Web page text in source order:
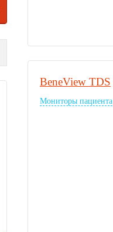
BeneView TDS
Мониторы пациента